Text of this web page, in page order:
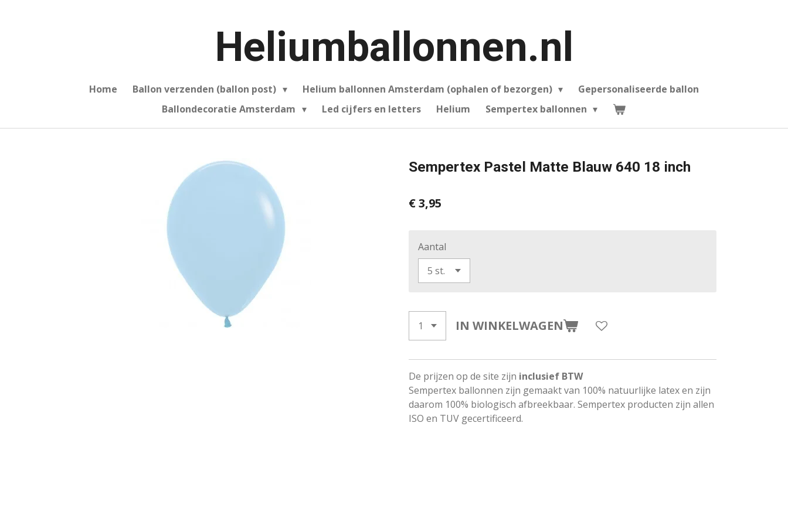
Heliumballonnen.nl
Home Ballon verzenden (ballon post) Helium ballonnen Amsterdam (ophalen of bezorgen)
Gepersonaliseerde ballon
Ballondecoratie Amsterdam
Led cijfers en letters Helium Sempertex ballonnen
Sempertex Pastel Matte Blauw 640 18 inch
€ 3,95
Aantal
IN WINKELWAGEN
De prijzen op de site zijn inclusief BTW
Sempertex ballonnen zijn gemaakt van 100% natuurlijke latex en zijn
daarom 100% biologisch afbreekbaar. Sempertex producten zijn allen
ISO en TUV gecertificeerd.